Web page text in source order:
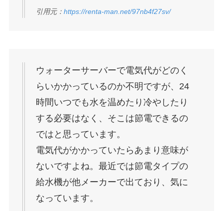
引用元： https://renta-man.net/97nb4f27sv/
ウォーターサーバーで電気代がどのく
らいかかっているのか不明ですが、24
時間いつでも水を温めたり冷やしたり
する必要はなく、そこは節電できるの
ではと思っています。
電気代がかかっていたらあまり意味が
ないですよね。最近では節電タイプの
給水機が他メーカーで出ており、気に
なっています。